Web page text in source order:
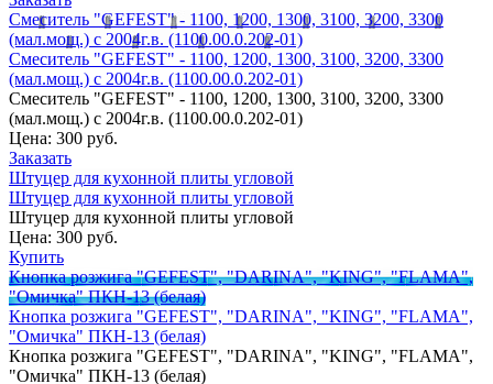
Смеситель "GEFEST" - 1100, 1200, 1300, 3100, 3200, 3300
(мал.мощ.) с 2004г.в. (1100.00.0.202-01)
Смеситель "GEFEST" - 1100, 1200, 1300, 3100, 3200, 3300
(мал.мощ.) с 2004г.в. (1100.00.0.202-01)
Смеситель "GEFEST" - 1100, 1200, 1300, 3100, 3200, 3300
(мал.мощ.) с 2004г.в. (1100.00.0.202-01)
Цена: 300 руб.
Заказать
Штуцер для кухонной плиты угловой
Штуцер для кухонной плиты угловой
Штуцер для кухонной плиты угловой
Цена: 300 руб.
Купить
Кнопка розжига "GEFEST", "DARINA", "KING", "FLAMA",
"Омичка" ПКН-13 (белая)
Кнопка розжига "GEFEST", "DARINA", "KING", "FLAMA",
"Омичка" ПКН-13 (белая)
Кнопка розжига "GEFEST", "DARINA", "KING", "FLAMA",
"Омичка" ПКН-13 (белая)